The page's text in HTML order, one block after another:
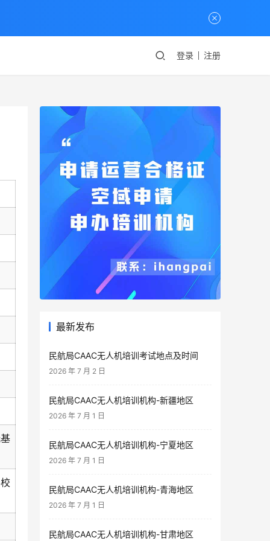
登录 注册
最新发布
民航局CAAC无人机培训考试地点及时间
2026 年 7 月 2 日
民航局CAAC无人机培训机构-新疆地区
2026 年 7 月 1 日
民航局CAAC无人机培训机构-宁夏地区
2026 年 7 月 1 日
民航局CAAC无人机培训机构-青海地区
2026 年 7 月 1 日
民航局CAAC无人机培训机构-甘肃地区